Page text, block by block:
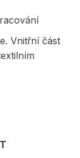
Vnitřní část